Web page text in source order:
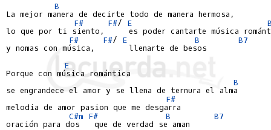
B
La mejor manera de decirte todo de manera hermosa,
F#
F#/ E
lo que por ti siento,     es poder cantarte música
F#
F#/ E B
B7
y nomas con música,       llenarte de besos
E
Porque con música romántica
B
se engrandece el amor y se llena de ternura el alma
F#
melodia de amor pasion que me desgarra
C#m F# B
B7
oración para dos   que de verdad se aman